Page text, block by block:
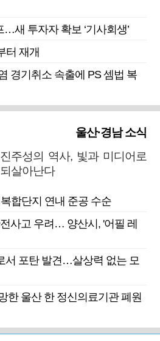
새 투자자 확보 ‘기사회생’
터 재개
경기취소 속출에 PS 셈법 복
울산·경남 소식
진주성의 역사, 빛과 미디어로
되살아난다
합단지 연내 준공 수순
사고 우려… 양산시, '어필 레
서 포탄 발견…살상력 없는 모
한 울산 한 정신의료기관 폐원